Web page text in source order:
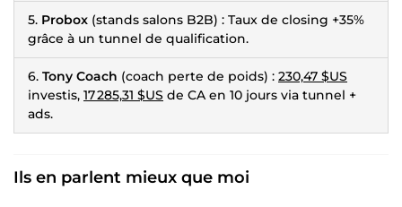
5. Probox (stands salons B2B) : Taux de closing +35%
grâce à un tunnel de qualification.
6. Tony Coach (coach perte de poids) : 230,47 $US
investis, 17 285,31 $US de CA en 10 jours via tunnel +
ads.
Ils en parlent mieux que moi